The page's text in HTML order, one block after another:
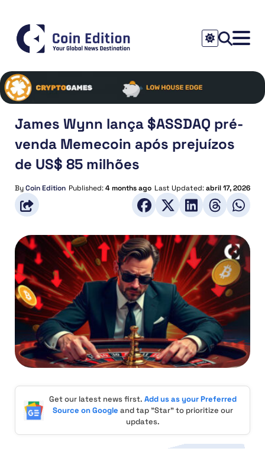
James Wynn lança $ASSDAQ pré-
venda Memecoin após prejuízos
de US$ 85 milhões
ByCoin Edition Published:4 months ago Last Updated:abril 17, 2026
Get our latest news first. Add us as your Preferred
Source on Google and tap "Star" to prioritize our
updates.